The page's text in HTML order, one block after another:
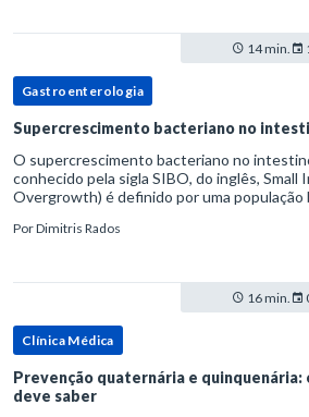
14 min.
Gastroenterologia
Supercrescimento bacteriano no
O supercrescimento bacteriano no
conhecido pela sigla SIBO, do inglês, Small
Overgrowth) é definido por uma população
PorDimitris Rados
16 min.
Clínica Médica
Prevenção quaternária e
deve saber